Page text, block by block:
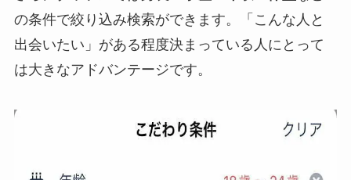
の条件で絞り込み検索ができます。「こんな人と
出会いたい」がある程度決まっている人にとって
は大きなアドバンテージです。